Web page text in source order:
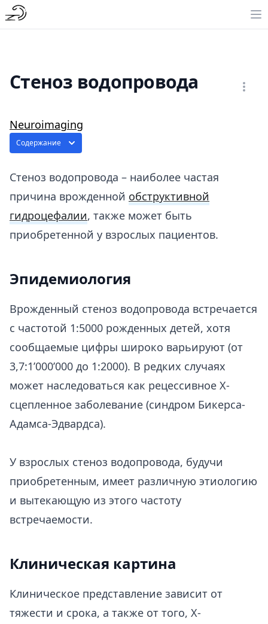
Стеноз водопровода
Neuroimaging
Содержание
Стеноз водопровода – наиболее частая
причина врожденной обструктивной
гидроцефалии, также может быть
приобретенной у взрослых пациентов.
Эпидемиология
Врожденный стеноз водопровода встречается
с частотой 1:5000 рожденных детей, хотя
сообщаемые цифры широко варьируют (от
3,7:1’000’000 до 1:2000). В редких случаях
может наследоваться как рецессивное Х-
сцепленное заболевание (синдром Бикерса-
Адамса-Эдвардса).
У взрослых стеноз водопровода, будучи
приобретенным, имеет различную этиологию
и вытекающую из этого частоту
встречаемости.
Клиническая картина
Клиническое представление зависит от
тяжести и срока, а также от того, Х-